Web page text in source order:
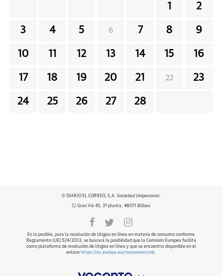
1 2
3 4 5 6 7 8 9
10 11 12 13 14 15 16
17 18 19 20 21 22 23
24 25 26 27 28
© DIARIO EL CORREO, S.A. Sociedad Unipersonal.
C/ Gran Vía 45, 3ª planta, 48011 Bilbao
En lo posible, para la resolución de litigios en línea en materia de consumo conforme
Reglamento (UE) 524/2013, se buscará la posibilidad que la Comisión Europea facilita
como plataforma de resolución de litigios en línea y que se encuentra disponible en el
enlace https://ec.europa.eu/consumers/odr.